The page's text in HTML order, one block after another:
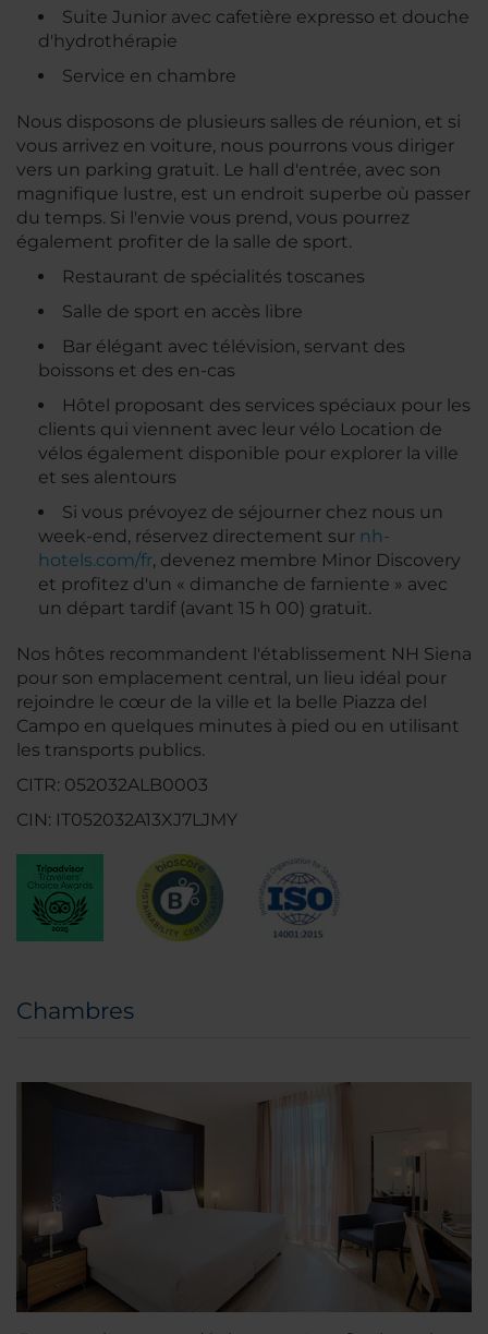
Suite Junior avec cafetière expresso et douche
d'hydrothérapie
Service en chambre
Nous disposons de plusieurs salles de réunion, et si
vous arrivez en voiture, nous pourrons vous diriger
vers un parking gratuit. Le hall d'entrée, avec son
magnifique lustre, est un endroit superbe où passer
du temps. Si l'envie vous prend, vous pourrez
également profiter de la salle de sport.
Restaurant de spécialités toscanes
Salle de sport en accès libre
Bar élégant avec télévision, servant des
boissons et des en-cas
Hôtel proposant des services spéciaux pour les
clients qui viennent avec leur vélo Location de
vélos également disponible pour explorer la ville
et ses alentours
Si vous prévoyez de séjourner chez nous un
week-end, réservez directement sur nh-
hotels.com/fr, devenez membre Minor Discovery
et profitez d'un « dimanche de farniente » avec
un départ tardif (avant 15 h 00) gratuit.
Nos hôtes recommandent l'établissement NH Siena
pour son emplacement central, un lieu idéal pour
rejoindre le cœur de la ville et la belle Piazza del
Campo en quelques minutes à pied ou en utilisant
les transports publics.
CITR: 052032ALB0003
CIN: IT052032A13XJ7LJMY
Chambres